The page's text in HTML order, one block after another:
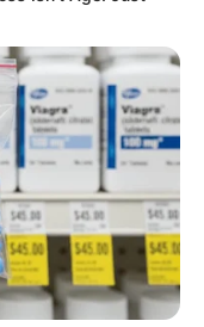
วามแคล้วคลาด